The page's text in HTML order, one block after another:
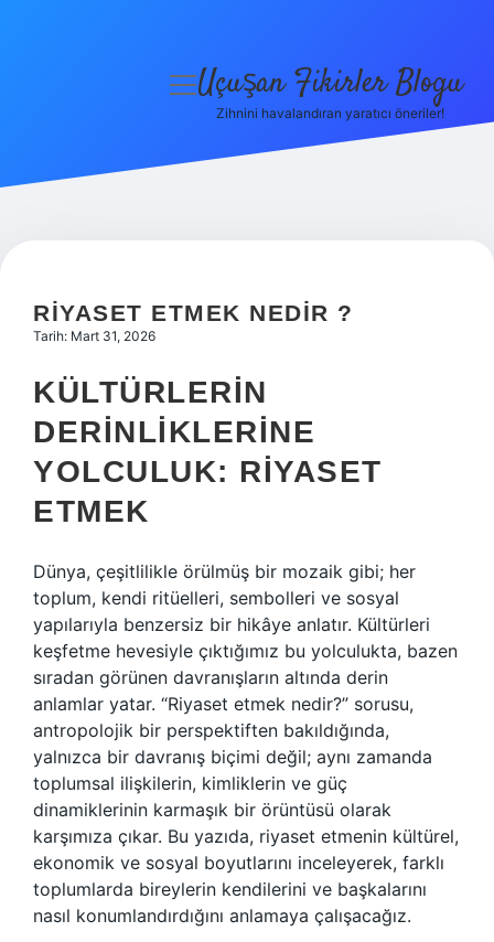
Hakkımızda
menüyü
Uçuşan Fikirler Blogu
Zihnini havalandıran yaratıcı öneriler!
RIYASET ETMEK NEDIR ?
Tarih: Mart 31, 2026
KÜLTÜRLERIN
DERINLIKLERINE
YOLCULUK: RIYASET
ETMEK
Dünya, çeşitlilikle örülmüş bir mozaik gibi; her
toplum, kendi ritüelleri, sembolleri ve sosyal
yapılarıyla benzersiz bir hikâye anlatır. Kültürleri
keşfetme hevesiyle çıktığımız bu yolculukta, bazen
sıradan görünen davranışların altında derin
anlamlar yatar. “Riyaset etmek nedir?” sorusu,
antropolojik bir perspektiften bakıldığında,
yalnızca bir davranış biçimi değil; aynı zamanda
toplumsal ilişkilerin, kimliklerin ve güç
dinamiklerinin karmaşık bir örüntüsü olarak
karşımıza çıkar. Bu yazıda, riyaset etmenin kültürel,
ekonomik ve sosyal boyutlarını inceleyerek, farklı
toplumlarda bireylerin kendilerini ve başkalarını
nasıl konumlandırdığını anlamaya çalışacağız.